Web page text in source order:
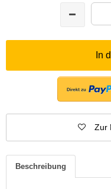
In
Zur
Beschreibung